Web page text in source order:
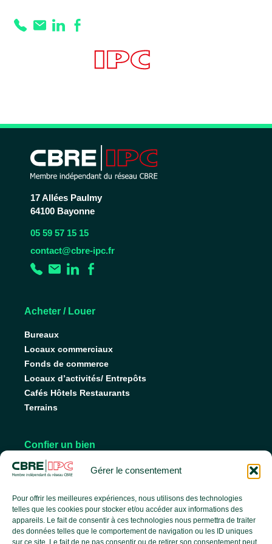
Gérer le consentement
Pour offrir les meilleures expériences, nous utilisons des technologies
telles que les cookies pour stocker et/ou accéder aux informations des
appareils. Le fait de consentir à ces technologies nous permettra de traiter
des données telles que le comportement de navigation ou les ID uniques
sur ce site. Le fait de ne pas consentir ou de retirer son consentement peut
Prestation :
préparation froide
17 Allées Paulmy
64100 Bayonne
05 59 57 15 15
contact@cbre-ipc.fr
Acheter / Louer
Bureaux
Locaux commerciaux
Fonds de commerce
Locaux d’activités/ Entrepôts
Cafés Hôtels Restaurants
Terrains
Confier un bien
Nos conseils pour vendre
Faire gérer son bien
L’agence